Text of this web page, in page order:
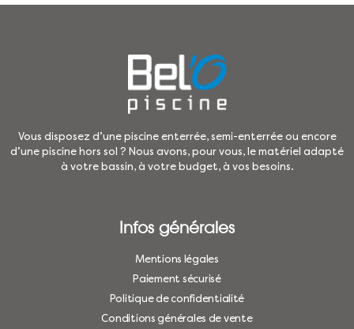
Vous disposez d’une piscine enterrée, semi-enterrée ou encore
d’une piscine hors sol ? Nous avons, pour vous, le matériel adapté
à votre bassin, à votre budget, à vos besoins.
Infos générales
Mentions légales
Paiement sécurisé
Politique de confidentialité
Conditions générales de vente